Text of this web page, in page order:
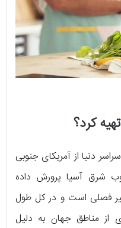
کرد؟
دنیا از آمریکای جنوبی
شرق آسیا پرورش داده
فصلی است و در کل طول
مناطق جهان به دلیل